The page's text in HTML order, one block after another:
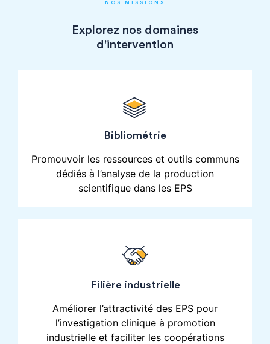
NOS MISSIONS
Explorez nos domaines
d'intervention
Bibliométrie
Promouvoir les ressources et outils communs
dédiés à l’analyse de la production
scientifique dans les EPS
Filière industrielle
Améliorer l’attractivité des EPS pour
l’investigation clinique à promotion
industrielle et faciliter les coopérations